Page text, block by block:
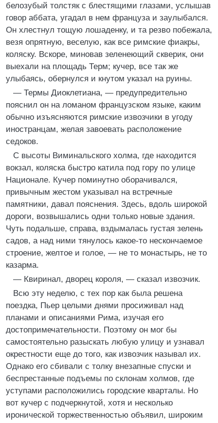
белозубый толстяк с блестящими глазами, услышав
говор аббата, угадал в нем француза и заулыбался.
Он хлестнул тощую лошаденку, и та резво побежала,
везя опрятную, веселую, как все римские фиакры,
коляску. Вскоре, миновав зеленеющий скверик, они
выехали на площадь Терм; кучер, все так же
улыбаясь, обернулся и кнутом указал на руины.
— Термы Диоклетиана, — предупредительно
пояснил он на ломаном французском языке, каким
обычно изъясняются римские извозчики в угоду
иностранцам, желая завоевать расположение
седоков.
С высоты Виминальского холма, где находится
вокзал, коляска быстро катила под гору по улице
Национале. Кучер поминутно оборачивался,
привычным жестом указывал на встречные
памятники, давал пояснения. Здесь, вдоль широкой
дороги, возвышались одни только новые здания.
Чуть подальше, справа, вздымалась густая зелень
садов, а над ними тянулось какое-то нескончаемое
строение, желтое и голое, — не то монастырь, не то
казарма.
— Квиринал, дворец короля, — сказал извозчик.
Всю эту неделю, с тех пор как была решена
поездка, Пьер целыми днями просиживал над
планами и описаниями Рима, изучая его
достопримечательности. Поэтому он мог бы
самостоятельно разыскать любую улицу и узнавал
окрестности еще до того, как извозчик называл их.
Однако его сбивали с толку внезапные спуски и
беспрестанные подъемы по склонам холмов, где
уступами расположились городские кварталы. Но
вот кучер с подчеркнутой, хотя и несколько
иронической торжественностью объявил, широким